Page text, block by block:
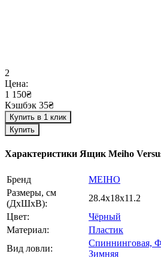
2
Цена:
1 150₴
Кэшбэк 35₴
Купить в 1 клик
Купить
Характеристики Ящик Meiho
Бренд
MEIHO
Размеры, см
(ДхШхВ):
28.4х18х11.2
Цвет:
Чёрный
Материал:
Пластик
Вид ловли:
Спиннинговая,
Зимняя